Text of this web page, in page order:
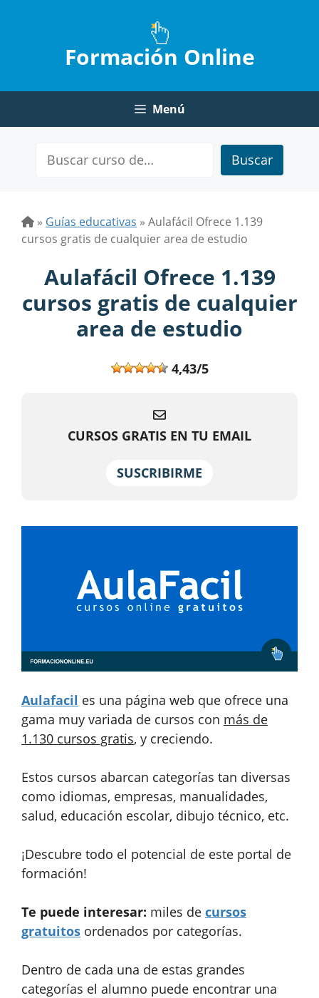
Formación Online
Menú
Buscar
» Guías educativas » Aulafácil Ofrece 1.139
cursos gratis de cualquier area de estudio
Aulafácil Ofrece 1.139
cursos gratis de cualquier
area de estudio
4,43/5
CURSOS GRATIS EN TU EMAIL
SUSCRIBIRME
Aulafacil es una página web que ofrece una
gama muy variada de cursos con más de
1.130 cursos gratis, y creciendo.
Estos cursos abarcan categorías tan diversas
como idiomas, empresas, manualidades,
salud, educación escolar, dibujo técnico, etc.
¡Descubre todo el potencial de este portal de
formación!
Te puede interesar: miles de cursos
gratuitos ordenados por categorías.
Dentro de cada una de estas grandes
categorías el alumno puede encontrar una